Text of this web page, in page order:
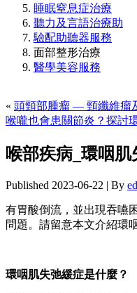
睡眠窒息症治療
聽力及言語治療助
驗配助聽器服務
面部整形治療
醫學美容服務
« 頭頸部腫瘤 — 頸纖維瘤
喉嚨也會患關節炎？探討
喉部疾病_環咽
Published 2023-06-22 | By
有胃酸倒流，並出現吞嚥
問題。請留意本文介紹環
環咽肌失弛緩症是什麼？